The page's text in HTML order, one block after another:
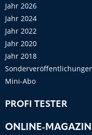
Jahr 2026
Jahr 2024
Jahr 2022
Jahr 2020
Jahr 2018
Mini-Abo
PROFI TESTER
ONLINE-MAGAZIN